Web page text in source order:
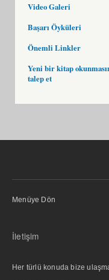
Video Galeri
Başarı Öyküleri
Önemli Linkler
Yeni bir kitap
talep et
Menüye Dön
İletişim
Her türlü konuda bize